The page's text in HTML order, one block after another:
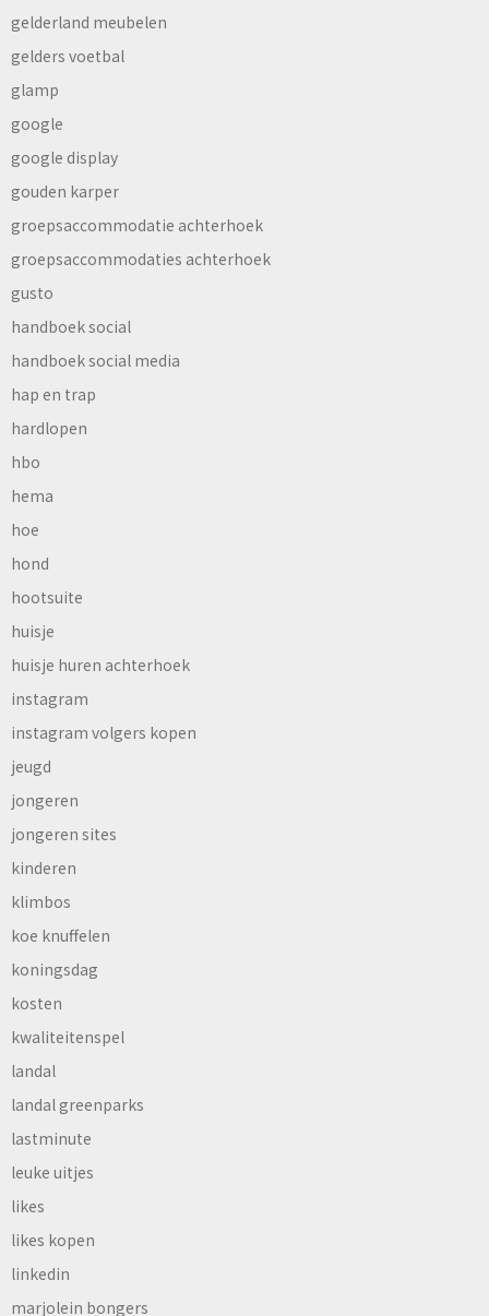
gelderland meubelen
gelders voetbal
glamp
google
google display
gouden karper
groepsaccommodatie achterhoek
groepsaccommodaties achterhoek
gusto
handboek social
handboek social media
hap en trap
hardlopen
hbo
hema
hoe
hond
hootsuite
huisje
huisje huren achterhoek
instagram
instagram volgers kopen
jeugd
jongeren
jongeren sites
kinderen
klimbos
koe knuffelen
koningsdag
kosten
kwaliteitenspel
landal
landal greenparks
lastminute
leuke uitjes
likes
likes kopen
linkedin
marjolein bongers